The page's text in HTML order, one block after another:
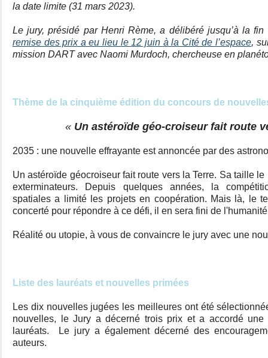
la date limite (31 mars 2023).
Le jury, présidé par Henri Rème, a délibéré jusqu’à la
remise des prix a eu lieu le 12 juin à la Cité de l’espace,
mission DART avec Naomi Murdoch, chercheuse en
Thème de la cinquième édition du concours de
« Un astéroïde géo-croiseur fait route
2035 : une nouvelle effrayante est annoncée par des
Un astéroïde géocroiseur fait route vers la Terre. Sa taille
exterminateurs. Depuis quelques années, la
spatiales a limité les projets en coopération. Mais là, le
concerté pour répondre à ce défi, il en sera fini de
Réalité ou utopie, à vous de convaincre le jury avec une
Liste des lauréats et nouvelles primées
Les dix nouvelles jugées les meilleures ont été
nouvelles, le Jury a décerné trois prix et a accordé une
lauréats. Le jury a également décerné des
auteurs.